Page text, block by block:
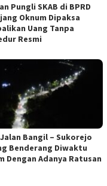
Pungli SKAB di BPRD
Oknum Dipaksa
Uang Tanpa
Resmi
Bangil – Sukorejo
Benderang Diwaktu
Dengan Adanya Ratusan